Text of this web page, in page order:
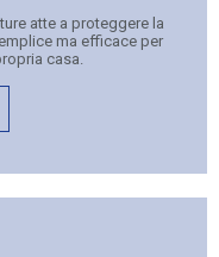
atte a proteggere la
ma efficace per
casa.